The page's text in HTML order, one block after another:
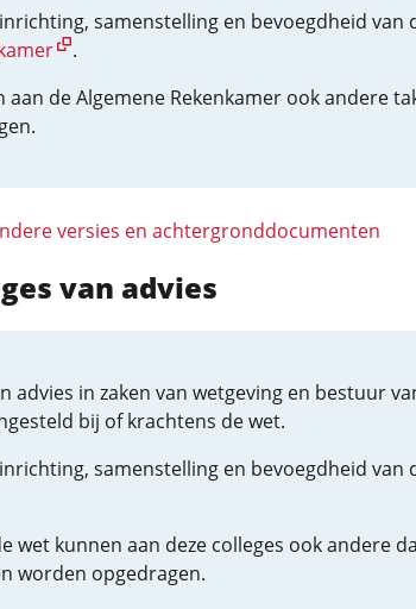
samenstelling en bevoegdheid van
.
aan de Algemene Rekenkamer ook andere
versies en achtergronddocumenten
van advies
advies in zaken van wetgeving en bestuur
bij of krachtens de wet.
samenstelling en bevoegdheid van
wet kunnen aan deze colleges ook andere
worden opgedragen.